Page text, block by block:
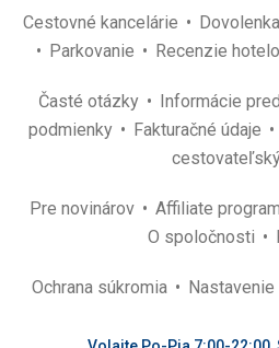
Cestovné kancelárie Dovolenka
Parkovanie
Recenzie
Časté otázky Informácie
podmienky
Fakturačné údaje
Pre novinárov Affiliate program
O spoločnosti
Ochrana súkromia